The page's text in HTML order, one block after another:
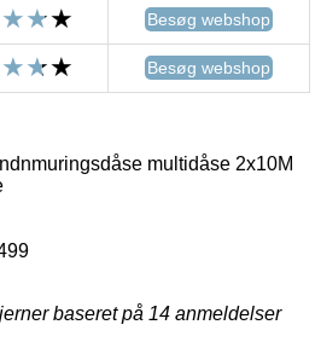
Besøg webshop
Besøg webshop
multidåse 2x10M
baseret på 14 anmeldelser